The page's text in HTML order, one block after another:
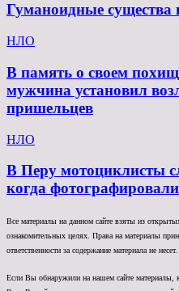
Гуманоидные
НЛО
В память о своем
мужчина установил
пришельцев
НЛО
В Перу мотоциклисты
когда фотографировали
Все материалы на данном сайте взяты из
ознакомительных целях. Права на материалы
ответственности за содержание материала не несет.
Если Вы обнаружили на нашем сайте материалы,